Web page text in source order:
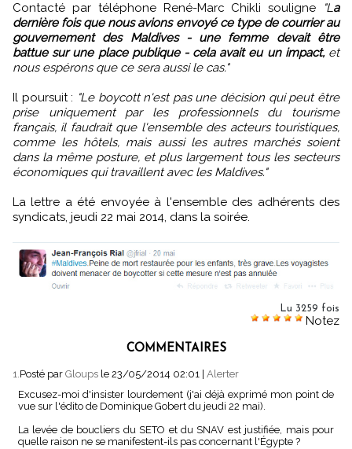
Contacté par téléphone René-Marc Chikli souligne "La
dernière fois que nous avions envoyé ce type de courrier au
gouvernement des Maldives - une femme devait être
battue sur une place publique - cela avait eu un impact,et
nous espérons que ce sera aussi le cas."
Il poursuit : "Le boycott n'est pas une décision qui peut être
prise uniquement par les professionnels du tourisme
français, il faudrait que l'ensemble des acteurs touristiques,
comme les hôtels, mais aussi les autres marchés soient
dans la même posture, et plus largement tous les secteurs
économiques qui travaillent avec les Maldives."
La lettre a été envoyée à l'ensemble des adhérents des
syndicats, jeudi 22 mai 2014, dans la soirée.
Lu 3259 fois
Notez
COMMENTAIRES
1. Posté par Gloups le 23/05/2014 02:01 | Alerter
Excusez-moi d'insister lourdement (j'ai déjà exprimé mon point de
vue sur l'édito de Dominique Gobert du jeudi 22 mai).
La levée de boucliers du SETO et du SNAV est justifiée, mais pour
quelle raison ne se manifestent-ils pas concernant l'Égypte ?